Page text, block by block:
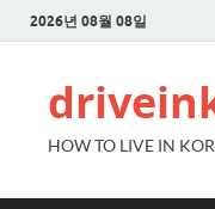
2026년 08월 08일
HOW TO LIVE IN